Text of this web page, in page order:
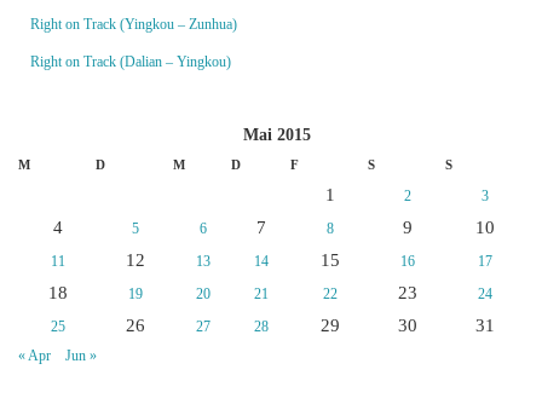
Right on Track (Yingkou – Zunhua)
Right on Track (Dalian – Yingkou)
Mai 2015
M D M D F S S
1 2 3
4 5 6 7 8 9 10
11 12 13 14 15 16 17
18 19 20 21 22 23
24
25
26 27 28 29 30 31
« Apr Jun »